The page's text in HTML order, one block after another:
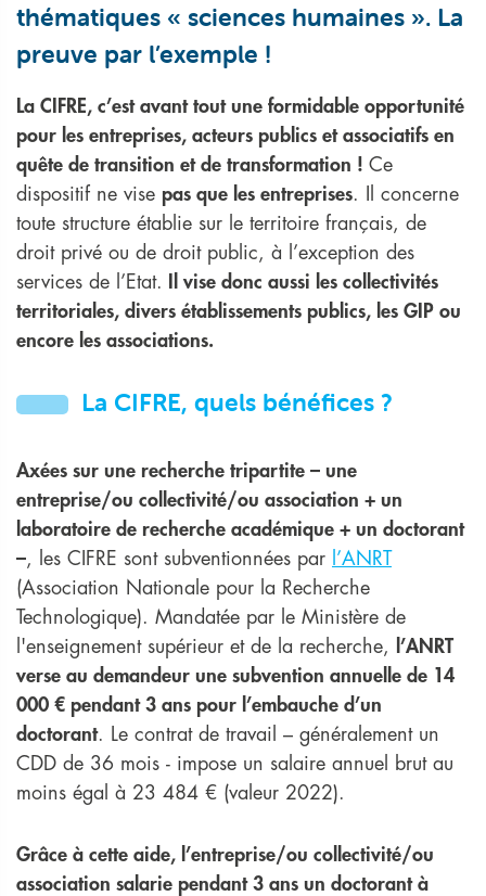
thématiques « sciences humaines ». La
preuve par l’exemple !
La CIFRE, c’est avant tout une formidable opportunité
pour les entreprises, acteurs publics et associatifs en
quête de transition et de transformation ! Ce
dispositif ne vise pas que les entreprises. Il concerne
toute structure établie sur le territoire français, de
droit privé ou de droit public, à l’exception des
services de l’Etat.
Il vise donc aussi les collectivités
territoriales, divers établissements publics, les GIP ou
encore les associations.
La CIFRE, quels bénéfices ?
Axées sur une recherche tripartite – une
entreprise/ou collectivité/ou association + un
laboratoire de recherche académique + un doctorant
–, les CIFRE sont subventionnées par
l’ANRT
(Association Nationale pour la Recherche
Technologique). Mandatée par le Ministère de
l'enseignement supérieur et de la recherche,
l’ANRT
verse au demandeur une subvention annuelle de 14
000 € pendant 3 ans pour l’embauche d’un
doctorant. Le contrat de travail – généralement un
CDD de 36 mois - impose un salaire annuel brut au
moins égal à 23 484 € (valeur 2022).
Grâce à cette aide, l’entreprise/ou collectivité/ou
association salarie pendant 3 ans un doctorant à